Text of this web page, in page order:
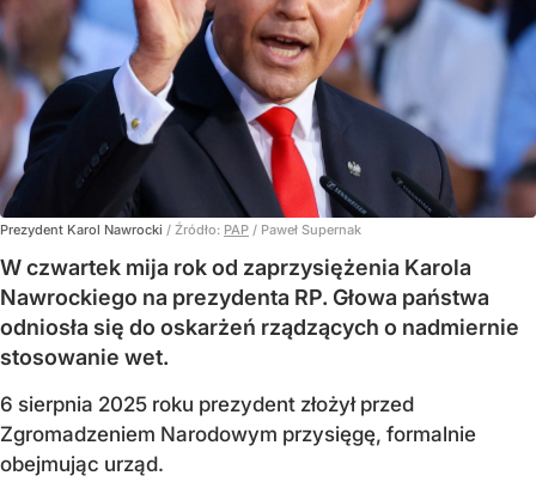
Prezydent Karol Nawrocki / Źródło: PAP / Paweł Supernak
W czwartek mija rok od zaprzysiężenia Karola
Nawrockiego na prezydenta RP. Głowa państwa
odniosła się do oskarżeń rządzących o nadmiernie
stosowanie wet.
6 sierpnia 2025 roku prezydent złożył przed
Zgromadzeniem Narodowym przysięgę, formalnie
obejmując urząd.